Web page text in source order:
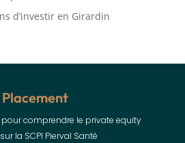
d’investir en Girardin
Placement
comprendre le private equity
la SCPI Pierval Santé